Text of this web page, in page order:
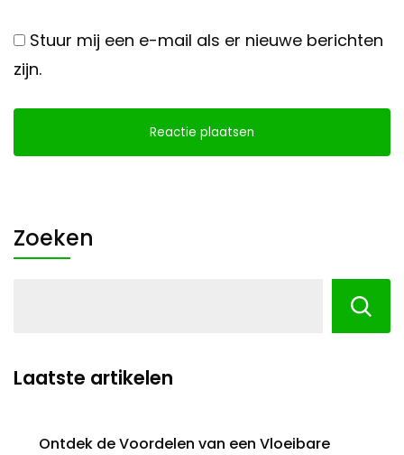
Stuur mij een e-mail als er nieuwe berichten
zijn.
Zoeken
Laatste artikelen
Ontdek de Voordelen van een Vloeibare